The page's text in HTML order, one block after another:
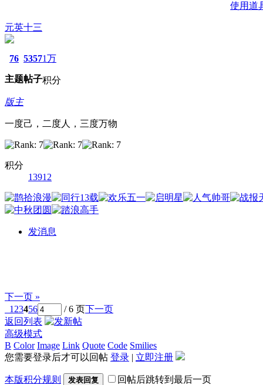
使用道
元英十三
76
主题
5357
帖子
1万
积分
版主
一度己，二度人，三度万物
积分
13912
发消息
下一页 »
1 23456 / 6 页下一页
返回列表
高级模式
B Color Image Link Quote Code Smilies
您需要登录后才可以回帖 登录 | 立即注册
本版积分规则 发表回复 回帖后跳转到最后一页